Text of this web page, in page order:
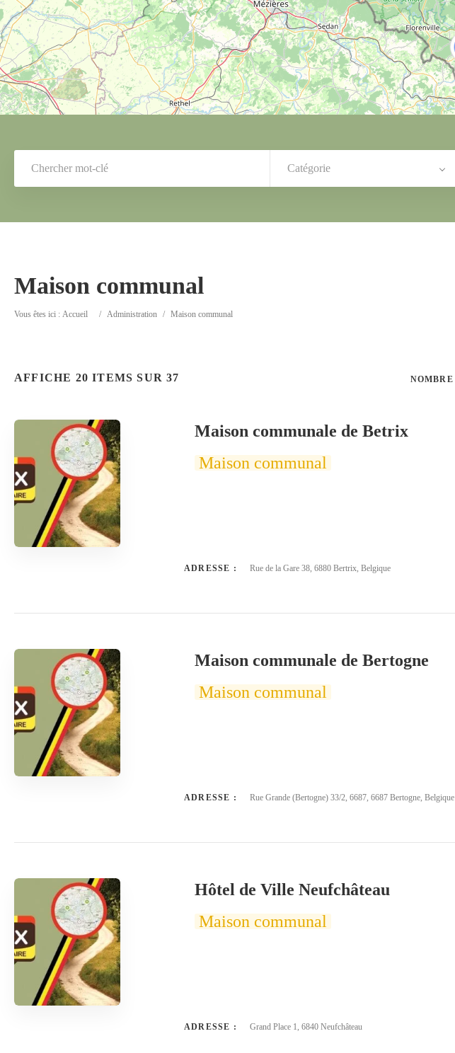
Catégorie
Maison communal
Vous êtes ici : Accueil / Administration / Maison communal
AFFICHE 20 ITEMS SUR 37 NOMBRE
Maison communale de Betrix
Maison communal
ADRESSE : Rue de la Gare 38, 6880 Bertrix, Belgique
Maison communale de Bertogne
Maison communal
ADRESSE : Rue Grande (Bertogne) 33/2, 6687, 6687 Bertogne, Belgique
Hôtel de Ville Neufchâteau
Maison communal
ADRESSE : Grand Place 1, 6840 Neufchâteau